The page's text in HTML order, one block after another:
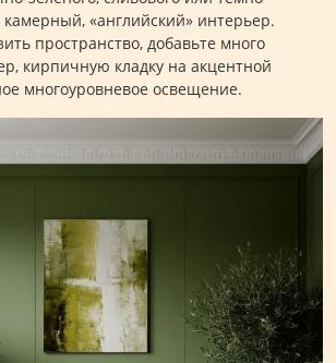
камерный, «английский» интерьер.
пространство, добавьте много
кирпичную кладку на акцентной
многоуровневое освещение.